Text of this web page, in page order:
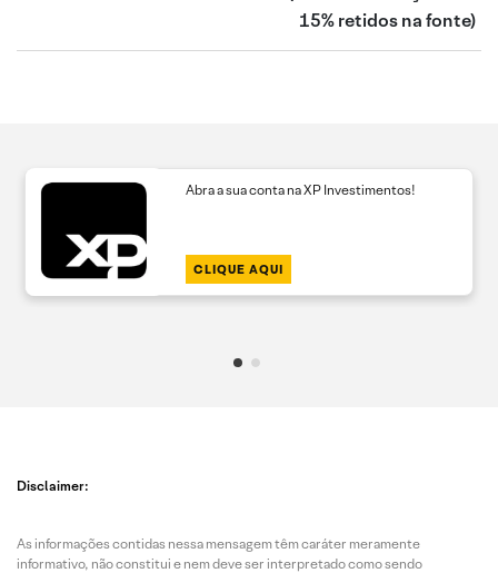
15% retidos na fonte)
Abra a sua conta na XP Investimentos!
CLIQUE AQUI
Disclaimer:
As informações contidas nessa mensagem têm caráter meramente
informativo, não constitui e nem deve ser interpretado como sendo